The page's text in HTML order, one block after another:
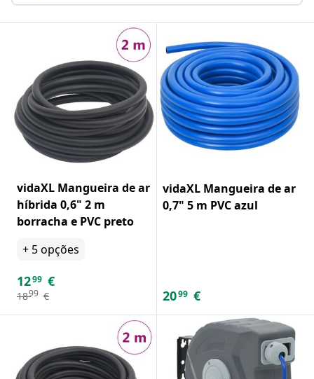
vidaXL Mangueira de ar
híbrida 0,6" 2 m
borracha e PVC preto
+ 5opções
1299 €
1899 €
vidaXL Mangueira de ar
0,7" 5 m PVC azul
2099 €